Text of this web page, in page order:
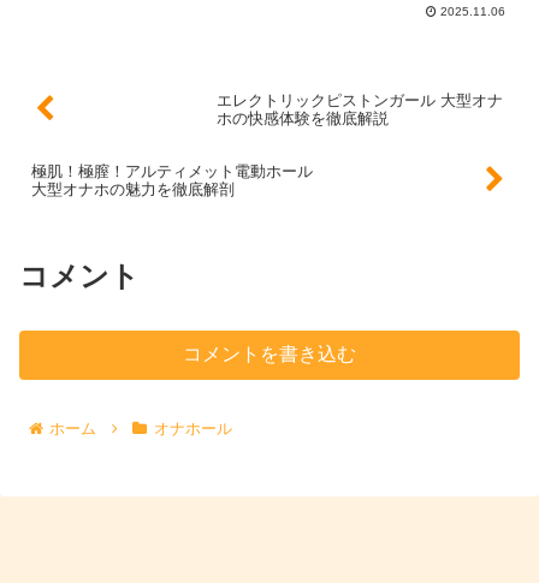
2025.11.06
エレクトリックピストンガール 大型オナ
ホの快感体験を徹底解説
極肌！極膣！アルティメット電動ホール
大型オナホの魅力を徹底解剖
コメント
コメントを書き込む
ホーム オナホール